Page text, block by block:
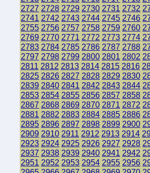
2727 2728 2729 2730 2731 2732
2741 2742 2743 2744 2745 2746
2755 2756 2757 2758 2759 2760
2769 2770 2771 2772 2773 2774
2783 2784 2785 2786 2787 2788
2797 2798 2799 2800 2801 2802
2811 2812 2813 2814 2815 2816
2825 2826 2827 2828 2829 2830
2839 2840 2841 2842 2843 2844
2853 2854 2855 2856 2857 2858
2867 2868 2869 2870 2871 2872
2881 2882 2883 2884 2885 2886
2895 2896 2897 2898 2899 2900
2909 2910 2911 2912 2913 2914
2923 2924 2925 2926 2927 2928
2937 2938 2939 2940 2941 2942
2951 2952 2953 2954 2955 2956